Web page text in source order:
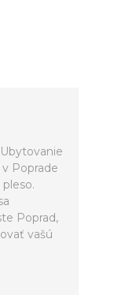
Poprade
Poprad,
vašú